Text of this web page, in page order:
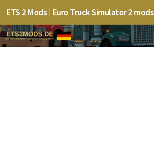
ETS 2 Mods | Euro Truck Simulator 2 mods